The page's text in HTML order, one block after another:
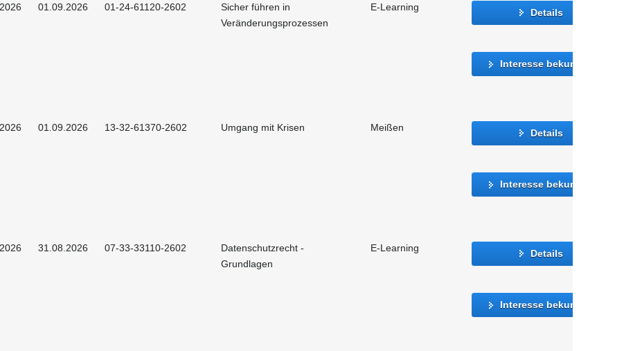
01.09.2026 01-24-61120-2602
Sicher führen in
Veränderungsprozessen
E-Learning Details
Interesse bekunden
01.09.2026 13-32-61370-2602 Umgang mit Krisen Meißen Details
Interesse bekunden
31.08.2026 07-33-33110-2602
Datenschutzrecht -
Grundlagen
E-Learning Details
Interesse bekunden